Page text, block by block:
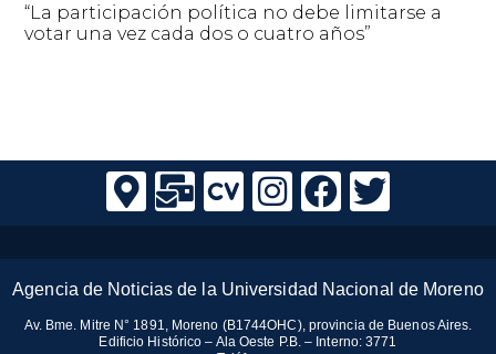
“La participación política no debe limitarse a
votar una vez cada dos o cuatro años”
Agencia de Noticias de la Universidad Nacional de Moreno
Av. Bme. Mitre N° 1891, Moreno (B1744OHC), provincia de Buenos Aires.
Edificio Histórico – Ala Oeste P.B. – Interno: 3771